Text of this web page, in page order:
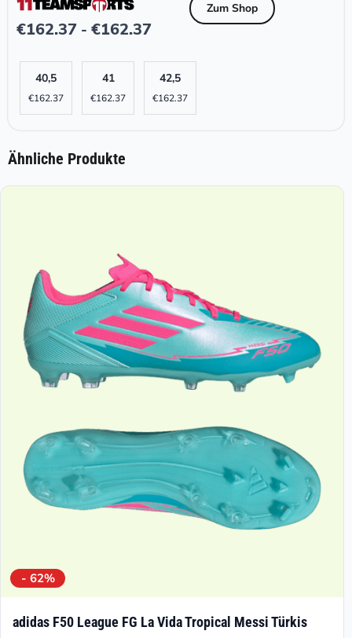
€162.37 - €162.37
Zum Shop
40,5
€162.37
41
€162.37
42,5
€162.37
Ähnliche Produkte
- 62%
adidas F50 League FG La Vida Tropical Messi Türkis